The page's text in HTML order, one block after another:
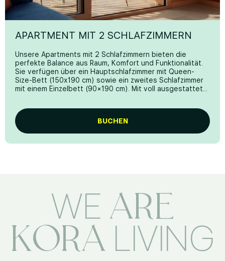
Smart TV
Elektronisches Schloss
APARTMENT MIT 2 SCHLAFZIMMERN
Unsere Apartments mit 2 Schlafzimmern bieten die
perfekte Balance aus Raum, Komfort und Funktionalität.
Sie verfügen über ein Hauptschlafzimmer mit Queen-
Size-Bett (150x190 cm) sowie ein zweites Schlafzimmer
mit einem Einzelbett (90×190 cm). Mit voll ausgestatteter
Aufenthalt am Mittelmeer.
*Einige Bilder können digitale Renderings oder KI-
bearbeitete Inhalte zu Illustrationszwecken enthalten.
BUCHEN
WE ARE
KORA LIVING